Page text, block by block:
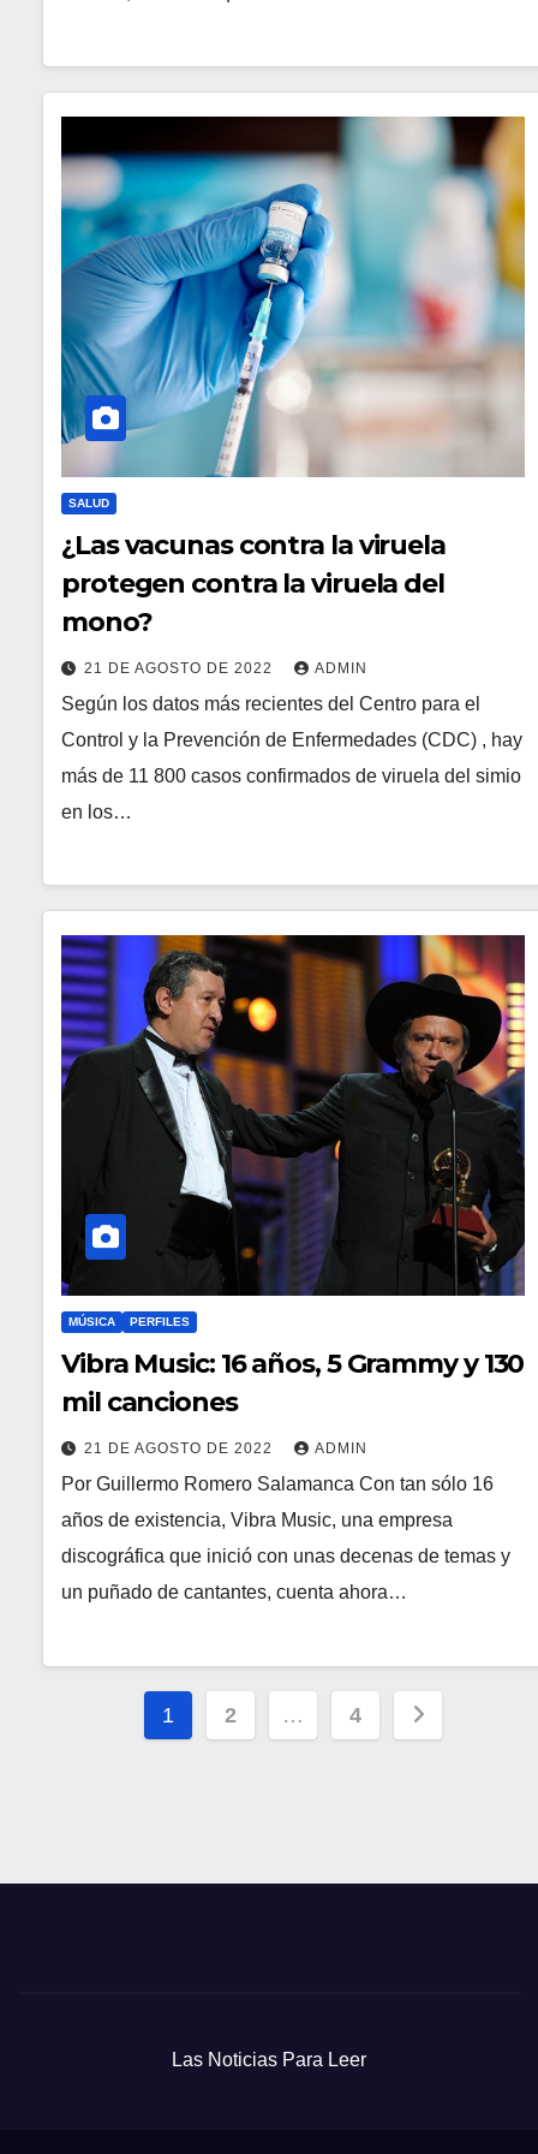
SALUD
¿Las vacunas contra la viruela
protegen contra la viruela del
mono?
21 DE AGOSTO DE 2022 ADMIN
Según los datos más recientes del Centro para el
Control y la Prevención de Enfermedades (CDC) , hay
más de 11 800 casos confirmados de viruela del simio
en los…
MÚSICA PERFILES
Vibra Music: 16 años, 5 Grammy y 130
mil canciones
21 DE AGOSTO DE 2022 ADMIN
Por Guillermo Romero Salamanca Con tan sólo 16
años de existencia, Vibra Music, una empresa
discográfica que inició con unas decenas de temas y
un puñado de cantantes, cuenta ahora…
Paginación
1 2 … 4
Las Noticias Para Leer